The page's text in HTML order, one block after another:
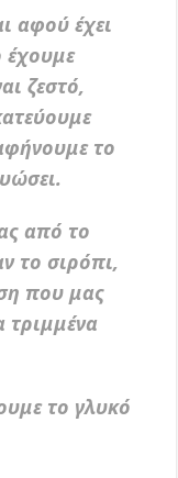
αφού έχει
έχουμε
ζεστό,
το
από το
το σιρόπι,
που μας
τριμμένα
το γλυκό